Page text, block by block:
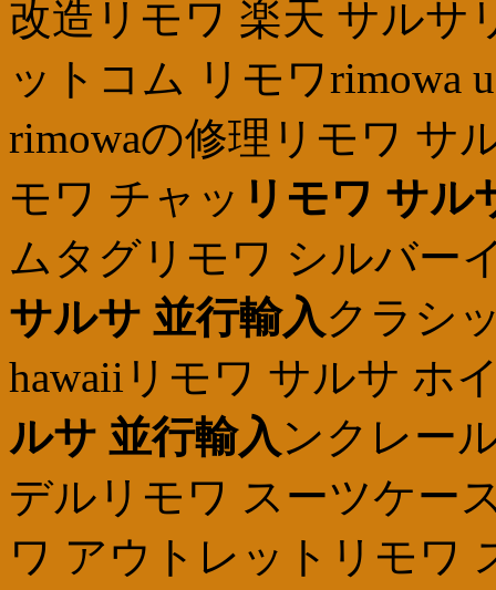
改造リモワ 楽天 サルサ
ットコム リモワrimowa
rimowaの修理リモワ サ
モワ チャッ リモワ サル
ムタグリモワ シルバー
サルサ 並行輸入クラシ
hawaiiリモワ サルサ ホ
ルサ 並行輸入 ンクレー
デルリモワ スーツケー
ワ アウトレットリモワ